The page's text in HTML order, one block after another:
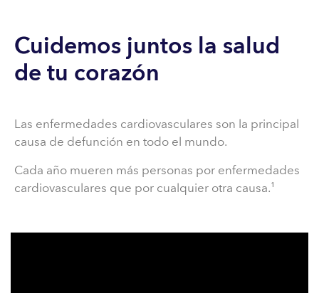
Cuidemos juntos la salud
de tu corazón
Las enfermedades cardiovasculares son la principal
causa de defunción en todo el mundo.
Cada año mueren más personas por enfermedades
cardiovasculares que por cualquier otra causa.¹